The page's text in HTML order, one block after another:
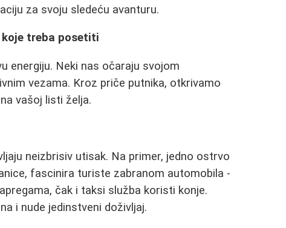
za svoju sledeću avanturu.
koje treba posetiti
energiju. Neki nas očaraju svojom
vezama. Kroz priče putnika, otkrivamo
vašoj listi želja.
neizbrisiv utisak. Na primer, jedno ostrvo
fascinira turiste zabranom automobila -
čak i taksi služba koristi konje.
i nude jedinstveni doživljaj.